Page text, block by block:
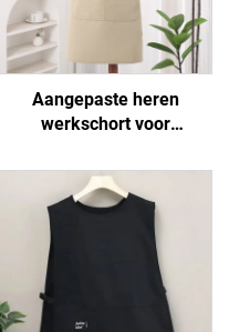
Aangepaste heren
werkschort voor
van canvas, met zakken
voor BBQ